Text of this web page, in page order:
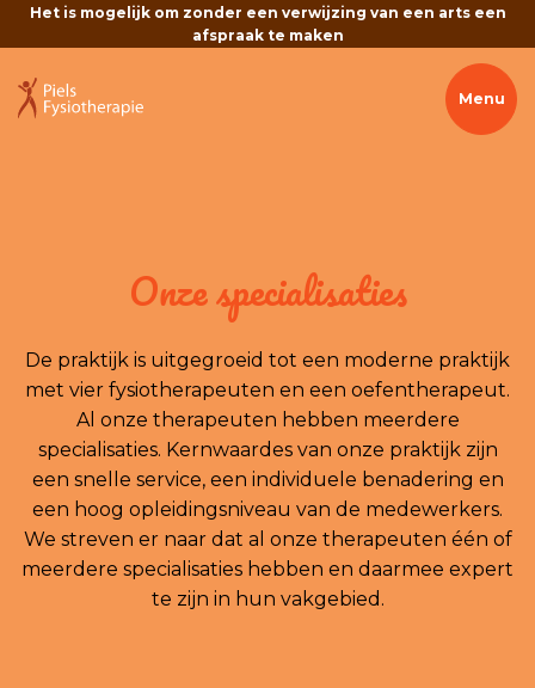
Het is mogelijk om zonder een verwijzing van een arts een
afspraak te maken
Wist je dat je ook in de avond een afspraak kunt inplannen?
Afspraak maken? Bel 0418 633 678
Menu
Onze specialisaties
De praktijk is uitgegroeid tot een moderne praktijk
met vier fysiotherapeuten en een oefentherapeut.
Al onze therapeuten hebben meerdere
specialisaties. Kernwaardes van onze praktijk zijn
een snelle service, een individuele benadering en
een hoog opleidingsniveau van de medewerkers.
We streven er naar dat al onze therapeuten één of
meerdere specialisaties hebben en daarmee expert
te zijn in hun vakgebied.